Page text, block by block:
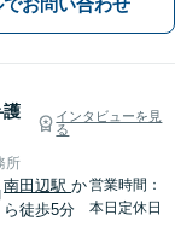
でお問い合わせ
護
インタビューを見
る
所
南田辺駅か
ら徒歩5分
営業時間：
本日定休日